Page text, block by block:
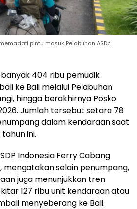
pintu masuk Pelabuhan ASDp
404 ribu pemudik
ke Bali melalui Pelabuhan
hingga berakhirnya Posko
Jumlah tersebut setara 78
dalam kendaraan saat
ini.
Indonesia Ferry Cabang
mengatakan selain penumpang,
juga menunjukkan tren
127 ribu unit kendaraan atau
menyeberang ke Bali.